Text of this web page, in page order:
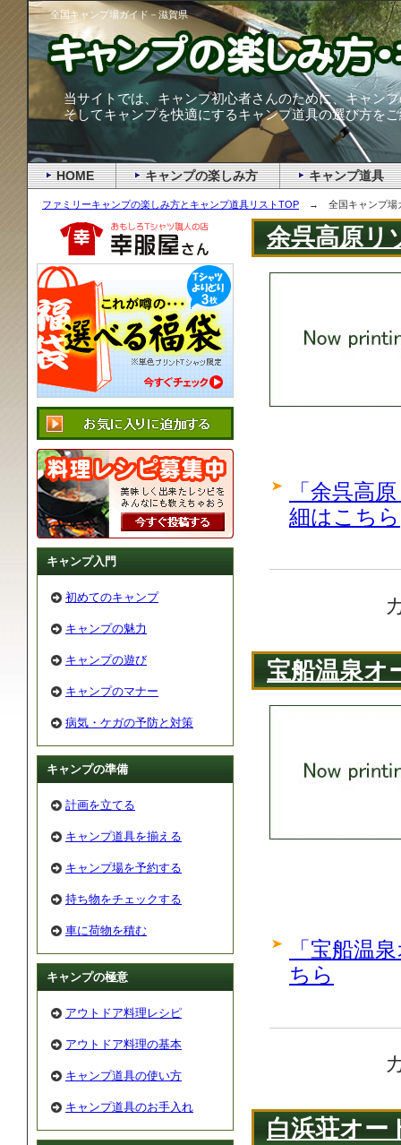
全国キャンプ場ガイド－滋賀県
余呉高原
「余呉高
細はこちら
宝船温泉オ
「宝船温
ちら
白浜荘オー
キャンプ入門
初めてのキャンプ
キャンプの魅力
キャンプの遊び
キャンプのマナー
病気・ケガの予防と対策
キャンプの準備
計画を立てる
キャンプ道具を揃える
キャンプ場を予約する
持ち物をチェックする
車に荷物を積む
キャンプの極意
アウトドア料理レシピ
アウトドア料理の基本
キャンプ道具の使い方
キャンプ道具のお手入れ
当サイトでは、キャンプ初心者さんのために、キャン
そしてキャンプを快適にするキャンプ道具の選び方を
HOME キャンプの楽しみ方 キャンプ道具
ファミリーキャンプの楽しみ方とキャンプ道具リストTOP → 全国キャンプ場